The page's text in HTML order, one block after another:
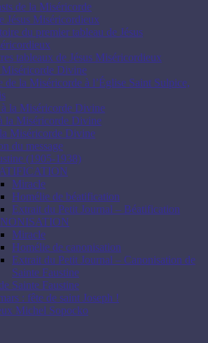
de la Miséricorde
Jésus Miséricordieux
du premier tableau de Jésus
tableaux de Jésus Miséricordieux
Miséricorde Divine
de la Miséricorde à l’Église Saint Sulpice,
la Miséricorde Divine
la Miséricorde Divine
Miséricorde Divine
du message
(1905-1938)
Miracle
Homélie de béatification
Extrait du Petit Journal – Béatification
Miracle
Homélie de canonisation
Extrait du Petit Journal – Canonisation de
Sainte Faustine
Sainte Faustine
: fête de saint Joseph !
Michel Sopocko